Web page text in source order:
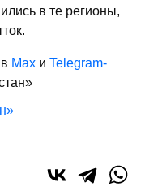
в те регионы,
Max и Telegram-